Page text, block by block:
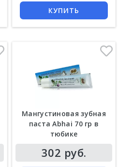
КУПИТЬ
Мангустиновая зубная
паста Abhai 70 гр в
тюбике
302 руб.